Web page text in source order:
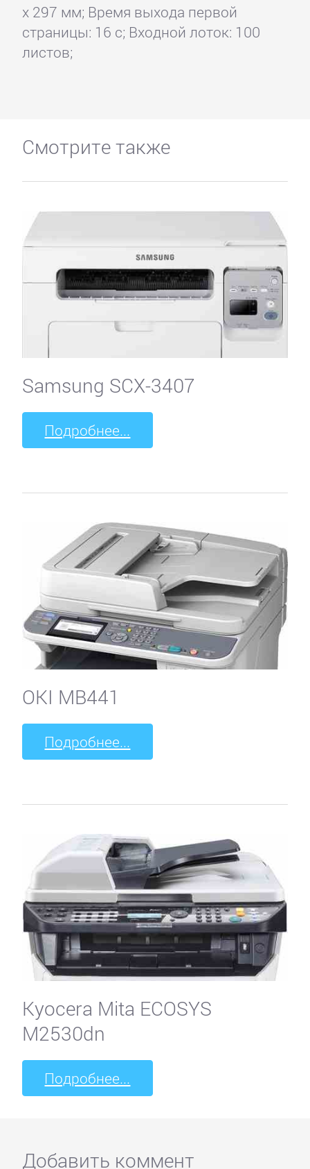
x 297 мм; Время выхода первой
страницы: 16 с; Входной лоток: 100
листов;
Смотрите также
Samsung SCX-3407
Подробнее...
OKI MB441
Подробнее...
Kyocera Mita ECOSYS
M2530dn
Подробнее...
Добавить коммент